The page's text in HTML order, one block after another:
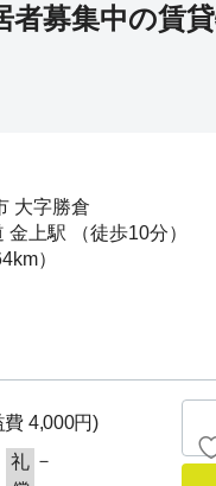
募集中の賃
大字勝倉
上駅 （徒歩10分）
）
費 4,000円)
礼 －